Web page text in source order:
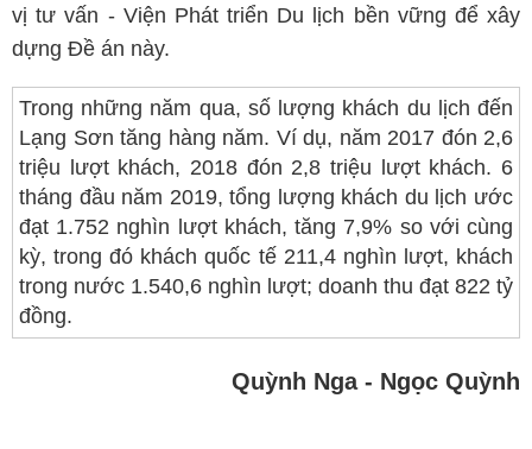
vị tư vấn - Viện Phát triển Du lịch bền vững để xây
dựng Đề án này.
Trong những năm qua, số lượng khách du lịch đến
Lạng Sơn tăng hàng năm. Ví dụ, năm 2017 đón 2,6
triệu lượt khách, 2018 đón 2,8 triệu lượt khách. 6
tháng đầu năm 2019, tổng lượng khách du lịch ước
đạt 1.752 nghìn lượt khách, tăng 7,9% so với cùng
kỳ, trong đó khách quốc tế 211,4 nghìn lượt, khách
trong nước 1.540,6 nghìn lượt; doanh thu đạt 822 tỷ
đồng.
Quỳnh Nga - Ngọc Quỳnh